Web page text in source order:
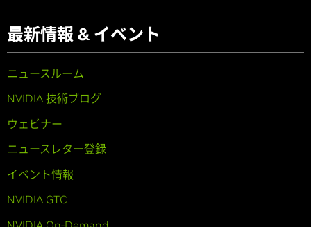
最新情報 & イベント
ニュースルーム
NVIDIA 技術ブログ
ウェビナー
ニュースレター登録
イベント情報
NVIDIA GTC